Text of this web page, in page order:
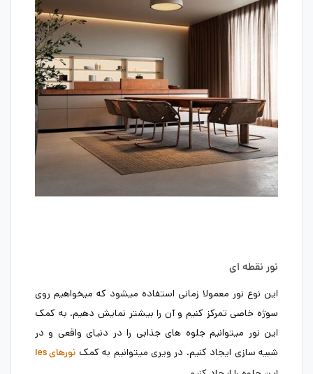
نور نقطه ای
این نوع نور معمولا زمانی استفاده میشود که میخواهیم روی
سوژه خاصی تمرکز کنیم و آن را بیشتر نمایش دهیم. به کمک
این نور میتوانیم جلوه های جذابی را در دنیای واقعی و در
شبیه سازی ایجاد کنیم. در ویری میتوانیم به کمک نورهای ies